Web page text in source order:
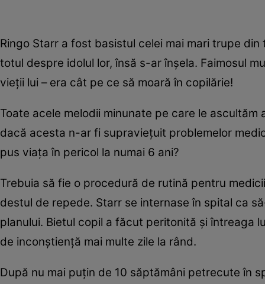
Ringo Starr a fost basistul celei mai mari trupe
totul despre idolul lor, însă s-ar înşela. Faimosul
vieţii lui – era cât pe ce să moară în copilărie!
Toate acele melodii minunate pe care le
dacă acesta n-ar fi supravieţuit problemelor
pus viaţa în pericol la numai 6 ani?
Trebuia să fie o procedură de rutină pentru
destul de repede. Starr se internase în spital ca
planului. Bietul copil a făcut peritonită şi întreaga
de inconştienţă mai multe zile la rând.
După nu mai puţin de 10 săptămâni petrecute în